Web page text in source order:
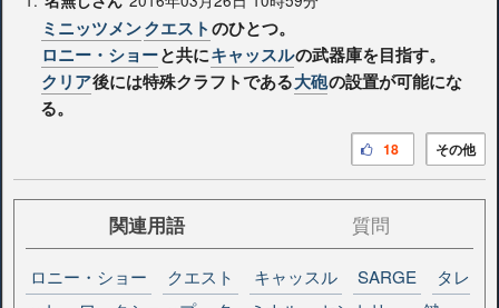
ミニッツメンクエストのひとつ。
ロニー・ショーと共にキャッスルの武器庫を目指す。
クリア後には特殊クラフトである大砲の設置が可能にな
る。
その他
18
関連用語 質問
ロニー・ショー クエスト キャッスル SARGE
タレ